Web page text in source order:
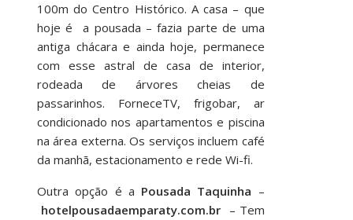
100m do Centro Histórico. A casa – que
hoje é a pousada – fazia parte de uma
antiga chácara e ainda hoje, permanece
com esse astral de casa de interior,
rodeada de árvores cheias de
passarinhos. ForneceTV, frigobar, ar
condicionado nos apartamentos e piscina
na área externa. Os serviços incluem café
da manhã, estacionamento e rede Wi-fi.
Outra opção é a Pousada Taquinha –
hotelpousadaemparaty.com.br – Tem